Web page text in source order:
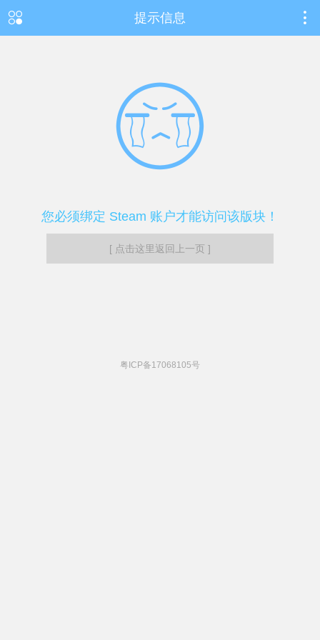
提示信息
您必须绑定 Steam 账户才能访问该版块！
[ 点击这里返回上一页 ]
粤ICP备17068105号